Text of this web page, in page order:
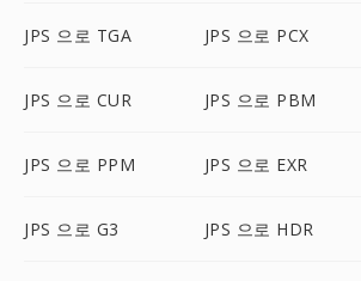
JPS 으로 TGA JPS 으로 PCX
JPS 으로 CUR JPS 으로 PBM
JPS 으로 PPM JPS 으로 EXR
JPS 으로 G3 JPS 으로 HDR